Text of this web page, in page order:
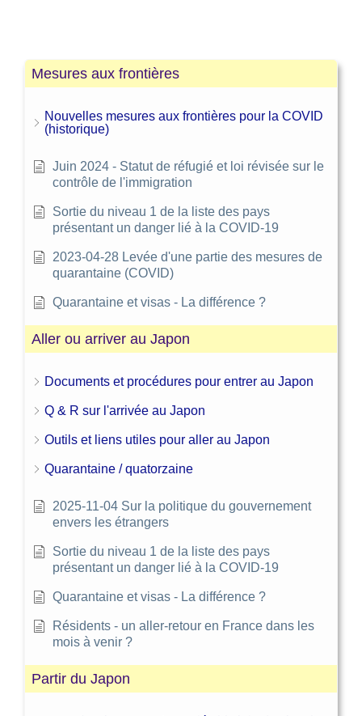
Mesures aux frontières
Nouvelles mesures aux frontières pour la COVID
(historique)
Juin 2024 - Statut de réfugié et loi révisée sur le
contrôle de l'immigration
Sortie du niveau 1 de la liste des pays
présentant un danger lié à la COVID-19
2023-04-28 Levée d'une partie des mesures de
quarantaine (COVID)
Quarantaine et visas - La différence ?
Aller ou arriver au Japon
Documents et procédures pour entrer au Japon
Q & R sur l'arrivée au Japon
Outils et liens utiles pour aller au Japon
Quarantaine / quatorzaine
2025-11-04 Sur la politique du gouvernement
envers les étrangers
Sortie du niveau 1 de la liste des pays
présentant un danger lié à la COVID-19
Quarantaine et visas - La différence ?
Résidents - un aller-retour en France dans les
mois à venir ?
Partir du Japon